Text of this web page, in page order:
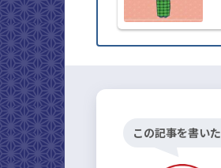
この記事を書い